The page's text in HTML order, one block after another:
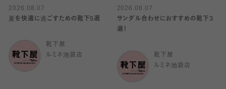
2026.08.07
夏を快適に過ごすための靴下5選
靴下屋
ルミネ池袋店
2026.08.07
サンダル合わせにおすすめの靴下3
選！
靴下屋
ルミネ池袋店